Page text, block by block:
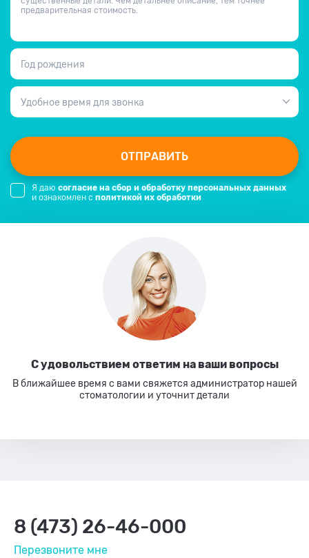
предварительная стоимость.
Год рождения
Удобное время для звонка
ОТПРАВИТЬ
Я даю согласие на сбор и обработку персональных данных
и ознакомлен с политикой их обработки
С удовольствием ответим на ваши вопросы
В ближайшее время с вами свяжется администратор нашей
стоматологии и уточнит детали
8 (473) 26-46-000
Перезвоните мне